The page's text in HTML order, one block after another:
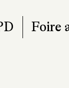
Foire